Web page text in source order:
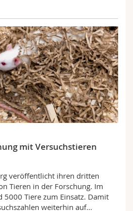
mit Versuchstieren
veröffentlicht ihren dritten
Tieren in der Forschung. Im
5000 Tiere zum Einsatz. Damit
weiterhin auf…